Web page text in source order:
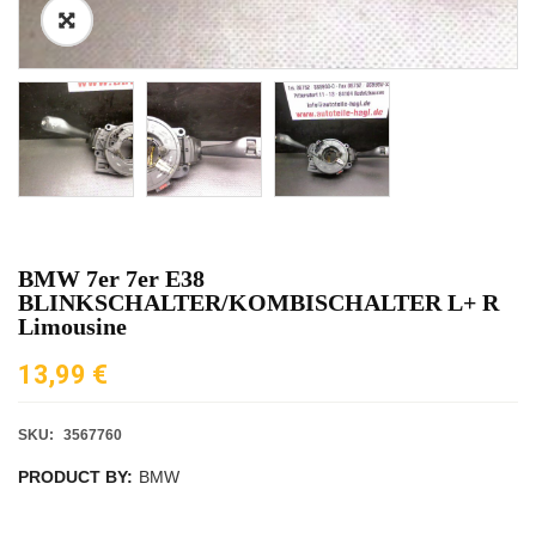
BMW 7er 7er E38
BLINKSCHALTER/KOMBISCHALTER L+ R
Limousine
13,99 €
SKU: 3567760
PRODUCT BY: BMW